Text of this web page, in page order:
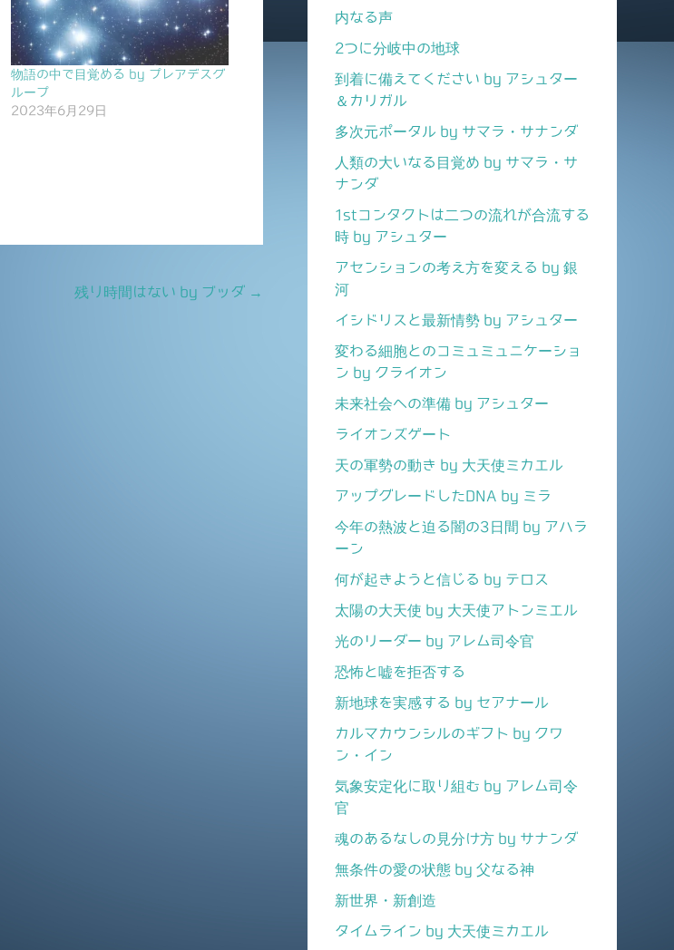
物語の中で目覚める by プレアデスグ
ループ
2023年6月29日
残り時間はない by ブッダ →
内なる声
2つに分岐中の地球
到着に備えてください by アシュター
＆カリガル
多次元ポータル by サマラ・サナンダ
人類の大いなる目覚め by サマラ・サ
ナンダ
1stコンタクトは二つの流れが合流する
時 by アシュター
アセンションの考え方を変える by 銀
河
イシドリスと最新情勢 by アシュター
変わる細胞とのコミュミュニケーショ
ン by クライオン
未来社会への準備 by アシュター
ライオンズゲート
天の軍勢の動き by 大天使ミカエル
アップグレードしたDNA by ミラ
今年の熱波と迫る闇の3日間 by アハラ
ーン
何が起きようと信じる by テロス
太陽の大天使 by 大天使アトンミエル
光のリーダー by アレム司令官
恐怖と嘘を拒否する
新地球を実感する by セアナール
カルマカウンシルのギフト by クワ
ン・イン
気象安定化に取り組む by アレム司令
官
魂のあるなしの見分け方 by サナンダ
無条件の愛の状態 by 父なる神
新世界・新創造
タイムライン by 大天使ミカエル